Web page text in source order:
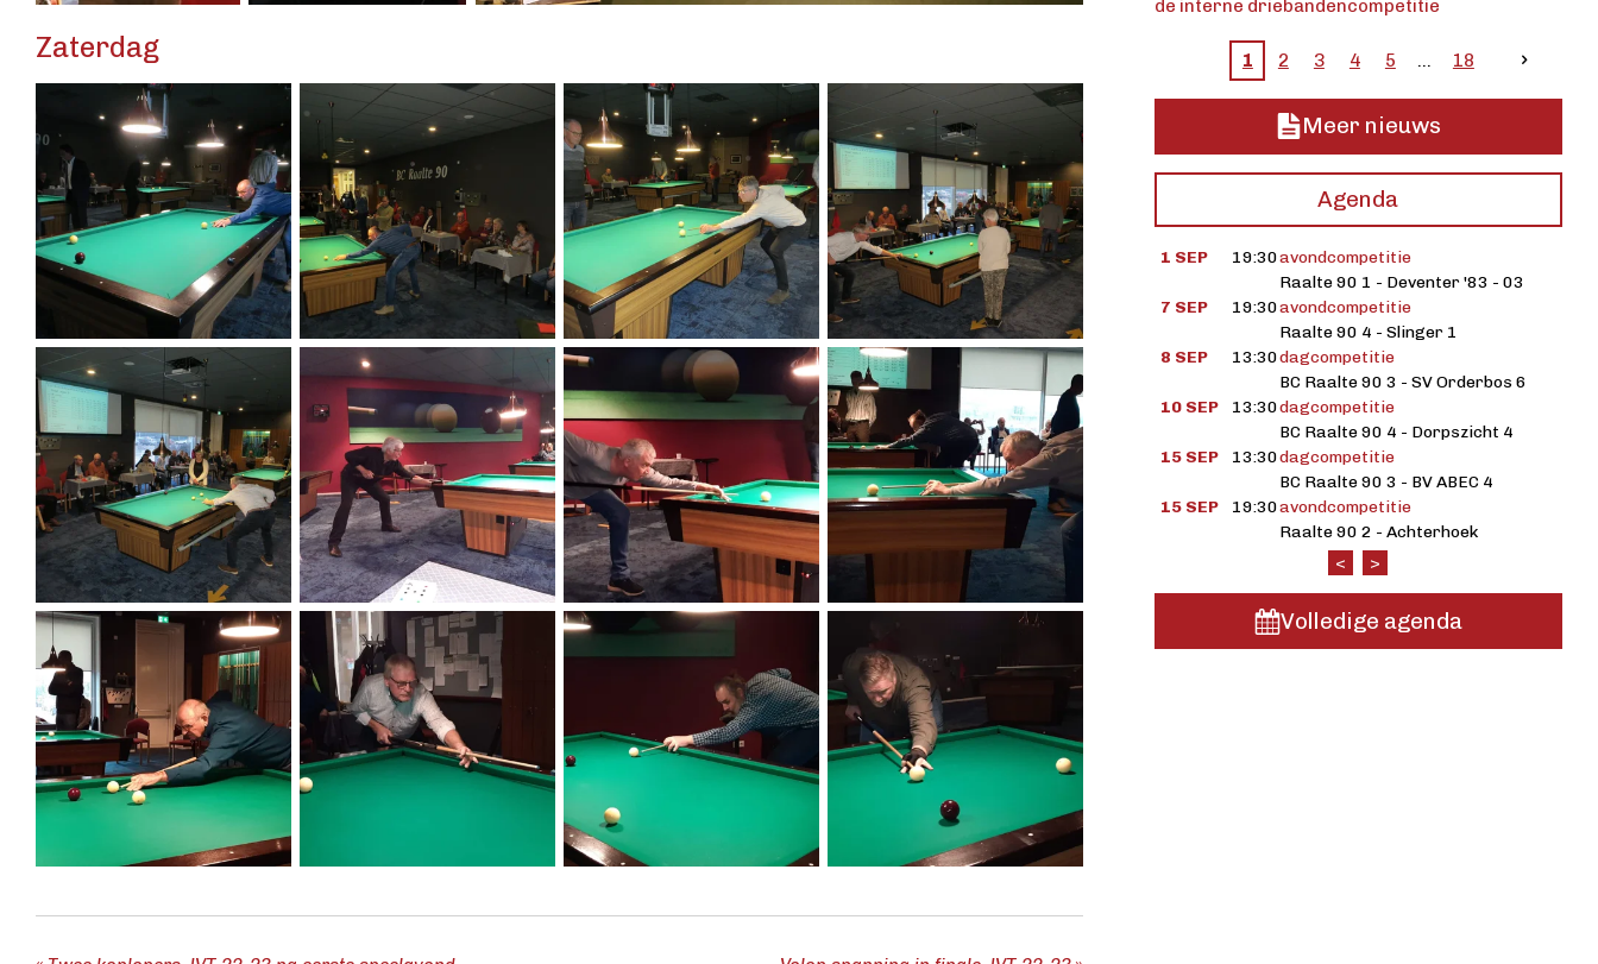
Zaterdag
de interne driebandencompetitie
1 2 3 4 5 18
Meer nieuws
Agenda
1 SEP 19:30avondcompetitie
Raalte 90 1 - Deventer '83 - 03
7 SEP
19:30avondcompetitie
Raalte 90 4 - Slinger 1
8 SEP
13:30dagcompetitie
BC Raalte 90 3 - SV Orderbos 6
10 SEP
13:30dagcompetitie
BC Raalte 90 4 - Dorpszicht 4
15 SEP
13:30dagcompetitie
BC Raalte 90 3 - BV ABEC 4
15 SEP
19:30avondcompetitie
Raalte 90 2 - Achterhoek
<
>
Volledige agenda